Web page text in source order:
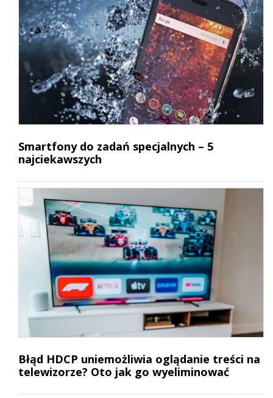
Smartfony do zadań specjalnych – 5
najciekawszych
Błąd HDCP uniemożliwia oglądanie treści na
telewizorze? Oto jak go wyeliminować